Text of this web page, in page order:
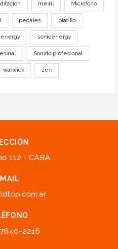
meinl Microfono
pedales platillo
energy sonicenergy
Sonido profesional
warwick zen
112 - CABA
7640-2216